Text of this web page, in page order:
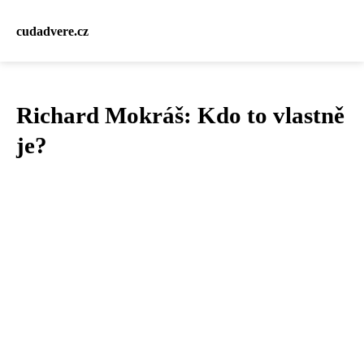
cudadvere.cz
Richard Mokráš: Kdo to vlastně
je?